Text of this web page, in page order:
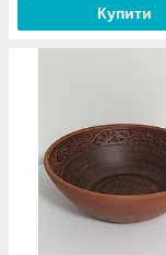
Купити